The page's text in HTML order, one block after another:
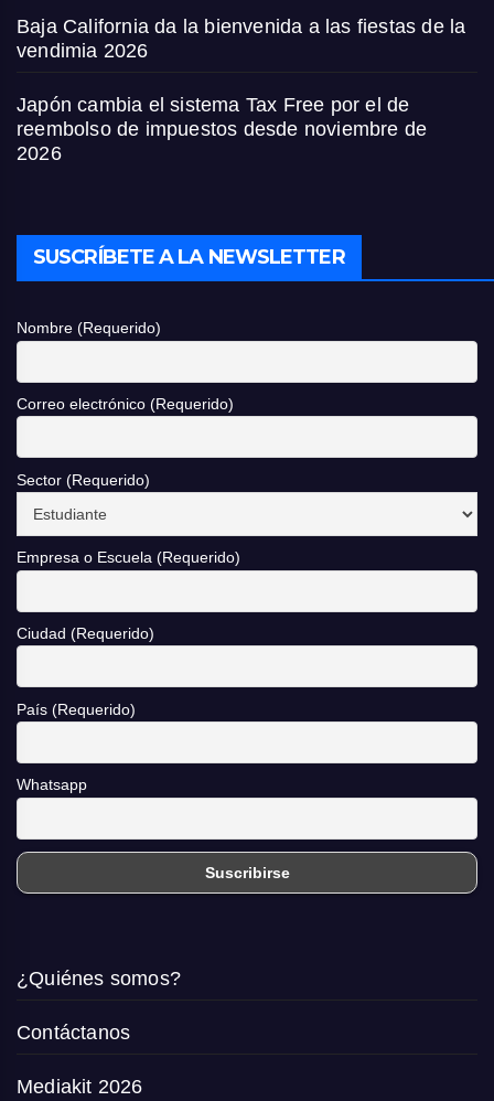
Baja California da la bienvenida a las fiestas de la
vendimia 2026
Japón cambia el sistema Tax Free por el de
reembolso de impuestos desde noviembre de
2026
SUSCRÍBETE A LA NEWSLETTER
Nombre (Requerido)
Correo electrónico (Requerido)
Sector (Requerido)
Empresa o Escuela (Requerido)
Ciudad (Requerido)
País (Requerido)
Whatsapp
¿Quiénes somos?
Contáctanos
Mediakit 2026